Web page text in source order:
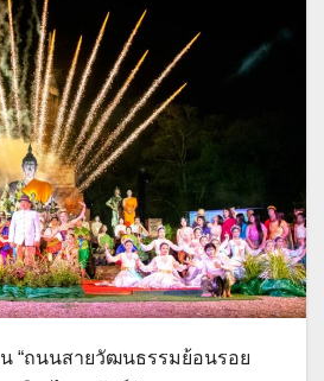
น “ถนนสายวัฒนธรรมย้อนรอย